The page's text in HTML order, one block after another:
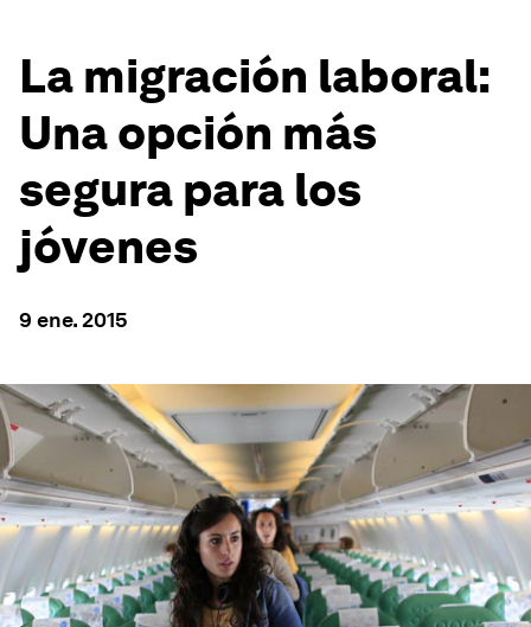
La migración laboral:
Una opción más
segura para los
jóvenes
9 ene. 2015